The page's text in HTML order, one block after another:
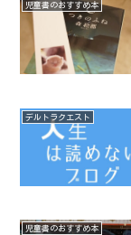
児童書のおすすめ本
デルトラクエスト
児童書のおすすめ本